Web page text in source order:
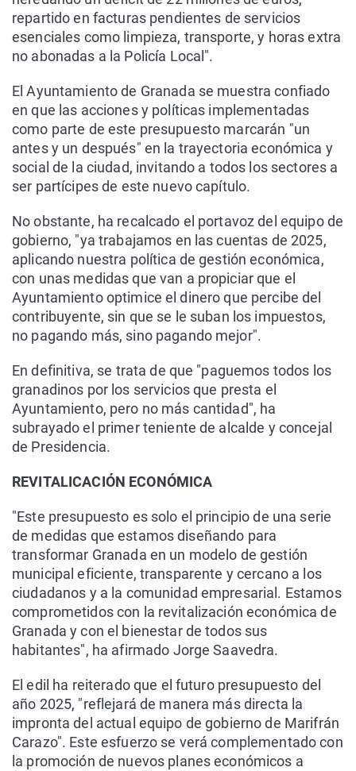
repartido en facturas pendientes de servicios
esenciales como limpieza, transporte, y horas extra
no abonadas a la Policía Local".
El Ayuntamiento de Granada se muestra confiado
en que las acciones y políticas implementadas
como parte de este presupuesto marcarán "un
antes y un después" en la trayectoria económica y
social de la ciudad, invitando a todos los sectores a
ser partícipes de este nuevo capítulo.
No obstante, ha recalcado el portavoz del equipo de
gobierno, "ya trabajamos en las cuentas de 2025,
aplicando nuestra política de gestión económica,
con unas medidas que van a propiciar que el
Ayuntamiento optimice el dinero que percibe del
contribuyente, sin que se le suban los impuestos,
no pagando más, sino pagando mejor".
En definitiva, se trata de que "paguemos todos los
granadinos por los servicios que presta el
Ayuntamiento, pero no más cantidad", ha
subrayado el primer teniente de alcalde y concejal
de Presidencia.
REVITALICACIÓN ECONÓMICA
"Este presupuesto es solo el principio de una serie
de medidas que estamos diseñando para
transformar Granada en un modelo de gestión
municipal eficiente, transparente y cercano a los
ciudadanos y a la comunidad empresarial. Estamos
comprometidos con la revitalización económica de
Granada y con el bienestar de todos sus
habitantes", ha afirmado Jorge Saavedra.
El edil ha reiterado que el futuro presupuesto del
año 2025, "reflejará de manera más directa la
impronta del actual equipo de gobierno de Marifrán
Carazo". Este esfuerzo se verá complementado con
la promoción de nuevos planes económicos a